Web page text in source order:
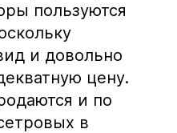
пользуются
и довольно
цену.
и по
в